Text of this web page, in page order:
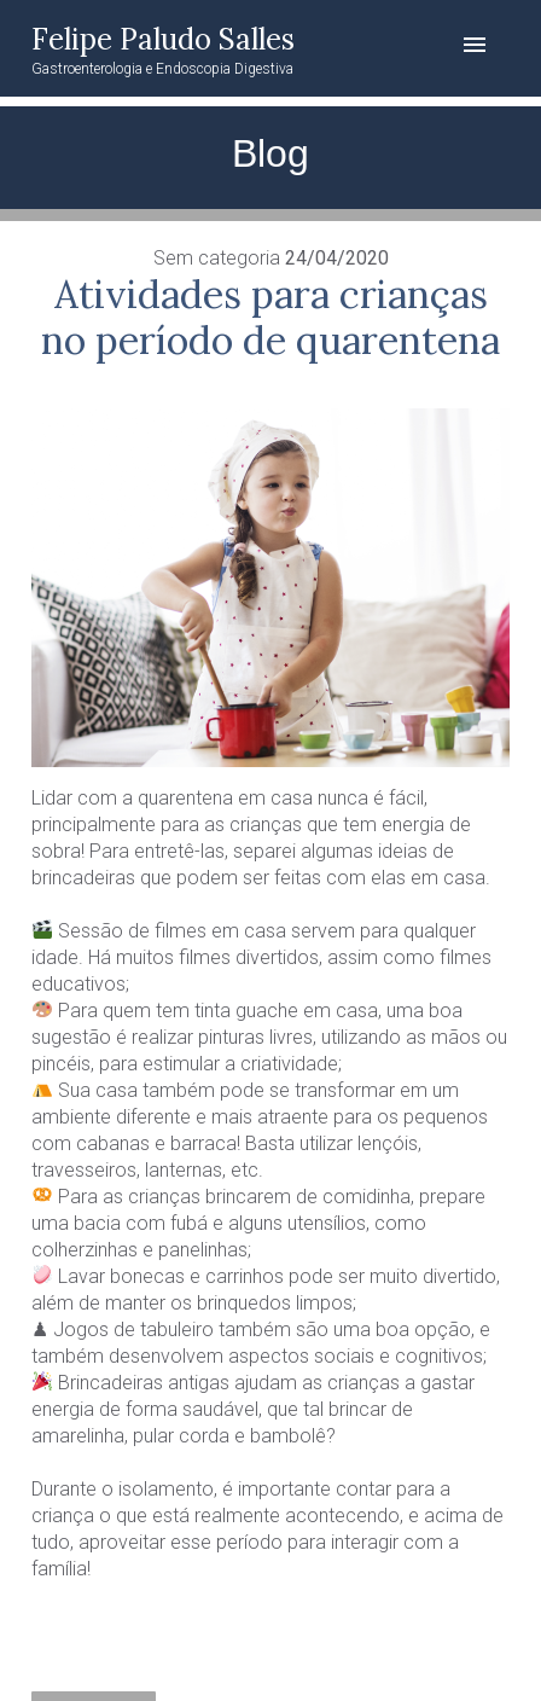
Felipe Paludo Salles
Gastroenterologia e Endoscopia Digestiva
menu
Blog
Sem categoria 24/04/2020
Atividades para crianças
no período de quarentena
Lidar com a quarentena em casa nunca é fácil,
principalmente para as crianças que tem energia de
sobra! Para entretê-las, separei algumas ideias de
brincadeiras que podem ser feitas com elas em casa.⠀
Sessão de filmes em casa servem para qualquer
idade. Há muitos filmes divertidos, assim como filmes
educativos;⠀
Para quem tem tinta guache em casa, uma boa
sugestão é realizar pinturas livres, utilizando as mãos ou
pincéis, para estimular a criatividade;⠀
Sua casa também pode se transformar em um
ambiente diferente e mais atraente para os pequenos
com cabanas e barraca! Basta utilizar lençóis,
travesseiros, lanternas, etc.⠀
Para as crianças brincarem de comidinha, prepare
uma bacia com fubá e alguns utensílios, como
colherzinhas e panelinhas;⠀
Lavar bonecas e carrinhos pode ser muito divertido,
além de manter os brinquedos limpos;⠀
♟ Jogos de tabuleiro também são uma boa opção, e
também desenvolvem aspectos sociais e cognitivos;⠀
Brincadeiras antigas ajudam as crianças a gastar
energia de forma saudável, que tal brincar de
amarelinha, pular corda e bambolê?⠀
Durante o isolamento, é importante contar para a
criança o que está realmente acontecendo, e acima de
tudo, aproveitar esse período para interagir com a
família!